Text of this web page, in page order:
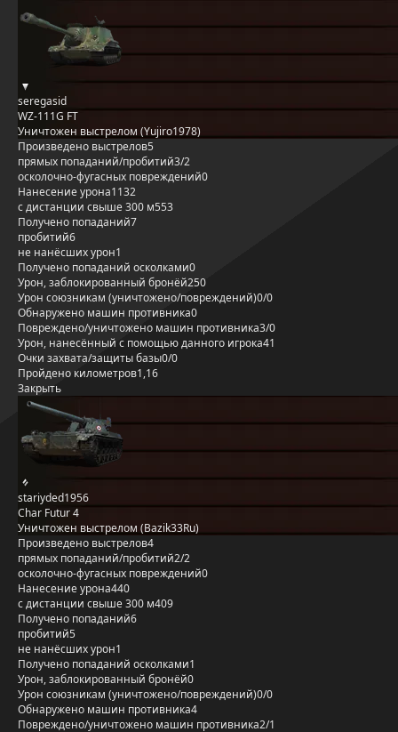
seregasid
WZ-111G FT
Уничтожен выстрелом (Yujiro1978)
Произведено выстрелов5
прямых попаданий/пробитий3/2
осколочно-фугасных повреждений0
Нанесение урона1132
с дистанции свыше 300 м553
Получено попаданий7
пробитий6
не нанёсших урон1
Получено попаданий осколками0
Урон, заблокированный бронёй250
Урон союзникам (уничтожено/повреждений)0/0
Обнаружено машин противника0
Повреждено/уничтожено машин противника3/0
Урон, нанесённый с помощью данного игрока41
Очки захвата/защиты базы0/0
Пройдено километров1,16
Закрыть
stariyded1956
Char Futur 4
Уничтожен выстрелом (Bazik33Ru)
Произведено выстрелов4
прямых попаданий/пробитий2/2
осколочно-фугасных повреждений0
Нанесение урона440
с дистанции свыше 300 м409
Получено попаданий6
пробитий5
не нанёсших урон1
Получено попаданий осколками1
Урон, заблокированный бронёй0
Урон союзникам (уничтожено/повреждений)0/0
Обнаружено машин противника4
Повреждено/уничтожено машин противника2/1